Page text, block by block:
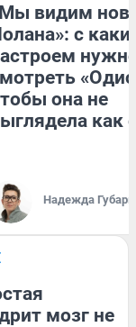
видим
с
она не
как
Надежда Губарь
мозг не